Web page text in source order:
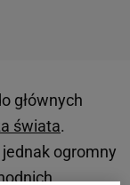
głównych
świata.
ogromny